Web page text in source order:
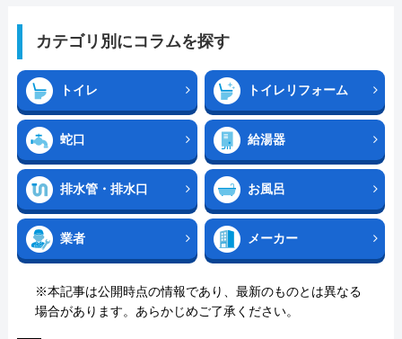
カテゴリ別にコラムを探す
トイレ トイレリフォーム
蛇口 給湯器
排水管・排水口 お風呂
業者 メーカー
※本記事は公開時点の情報であり、最新のものとは異なる
場合があります。あらかじめご了承ください。